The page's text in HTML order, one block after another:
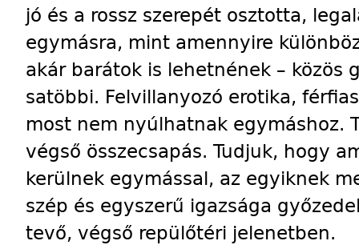
jó és a rossz szerepét osztotta,
egymásra, mint amennyire
akár barátok is lehetnének – közös
satöbbi. Felvillanyozó erotika,
most nem nyúlhatnak egymáshoz.
végső összecsapás. Tudjuk, hogy
kerülnek egymással, az egyiknek
szép és egyszerű igazsága
tevő, végső repülőtéri jelenetben.